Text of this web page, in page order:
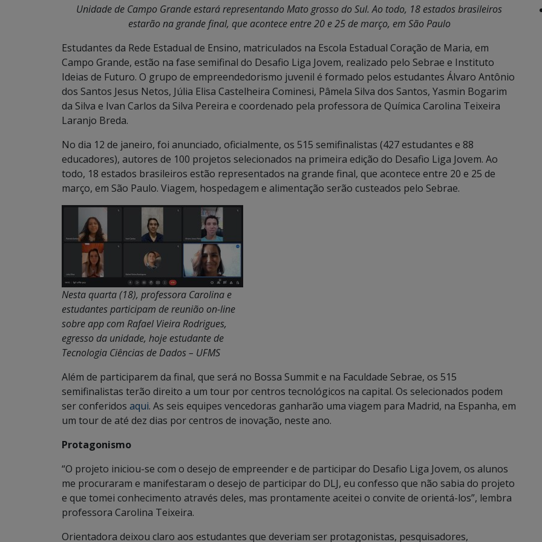
Unidade de Campo Grande estará representando Mato grosso do Sul. Ao todo, 18 estados brasileiros
estarão na grande final, que acontece entre 20 e 25 de março, em São Paulo
Estudantes da Rede Estadual de Ensino, matriculados na Escola Estadual Coração de Maria, em
Campo Grande, estão na fase semifinal do Desafio Liga Jovem, realizado pelo Sebrae e Instituto
Ideias de Futuro. O grupo de empreendedorismo juvenil é formado pelos estudantes Álvaro Antônio
dos Santos Jesus Netos, Júlia Elisa Castelheira Cominesi, Pâmela Silva dos Santos, Yasmin Bogarim
da Silva e Ivan Carlos da Silva Pereira e coordenado pela professora de Química Carolina Teixeira
Laranjo Breda.
No dia 12 de janeiro, foi anunciado, oficialmente, os 515 semifinalistas (427 estudantes e 88
educadores), autores de 100 projetos selecionados na primeira edição do Desafio Liga Jovem. Ao
todo, 18 estados brasileiros estão representados na grande final, que acontece entre 20 e 25 de
março, em São Paulo. Viagem, hospedagem e alimentação serão custeados pelo Sebrae.
Nesta quarta (18), professora Carolina e
estudantes participam de reunião on-line
sobre app com Rafael Vieira Rodrigues,
egresso da unidade, hoje estudante de
Tecnologia Ciências de Dados – UFMS
Além de participarem da final, que será no Bossa Summit e na Faculdade Sebrae, os 515
semifinalistas terão direito a um tour por centros tecnológicos na capital. Os selecionados podem
ser conferidos aqui. As seis equipes vencedoras ganharão uma viagem para Madrid, na Espanha, em
um tour de até dez dias por centros de inovação, neste ano.
Protagonismo
“O projeto iniciou-se com o desejo de empreender e de participar do Desafio Liga Jovem, os alunos
me procuraram e manifestaram o desejo de participar do DLJ, eu confesso que não sabia do projeto
e que tomei conhecimento através deles, mas prontamente aceitei o convite de orientá-los”, lembra
professora Carolina Teixeira.
Orientadora deixou claro aos estudantes que deveriam ser protagonistas, pesquisadores,